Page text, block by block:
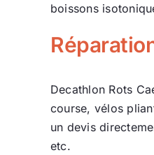
boissons
Decathlon Rots
course, vélos
un devis
etc.